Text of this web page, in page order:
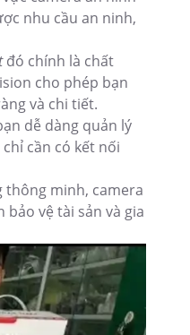
nhu cầu an ninh,
đó chính là chất
cho phép bạn
và chi tiết.
dễ dàng quản lý
cần có kết nối
minh, camera
vệ tài sản và gia